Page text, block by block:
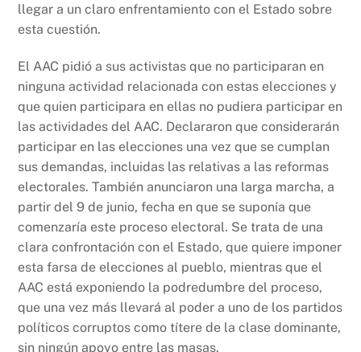
llegar a un claro enfrentamiento con el Estado sobre
esta cuestión.
El AAC pidió a sus activistas que no participaran en
ninguna actividad relacionada con estas elecciones y
que quien participara en ellas no pudiera participar en
las actividades del AAC. Declararon que considerarán
participar en las elecciones una vez que se cumplan
sus demandas, incluidas las relativas a las reformas
electorales. También anunciaron una larga marcha, a
partir del 9 de junio, fecha en que se suponía que
comenzaría este proceso electoral. Se trata de una
clara confrontación con el Estado, que quiere imponer
esta farsa de elecciones al pueblo, mientras que el
AAC está exponiendo la podredumbre del proceso,
que una vez más llevará al poder a uno de los partidos
políticos corruptos como títere de la clase dominante,
sin ningún apoyo entre las masas.